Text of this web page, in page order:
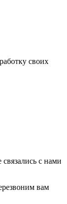
своих
с нами
вам